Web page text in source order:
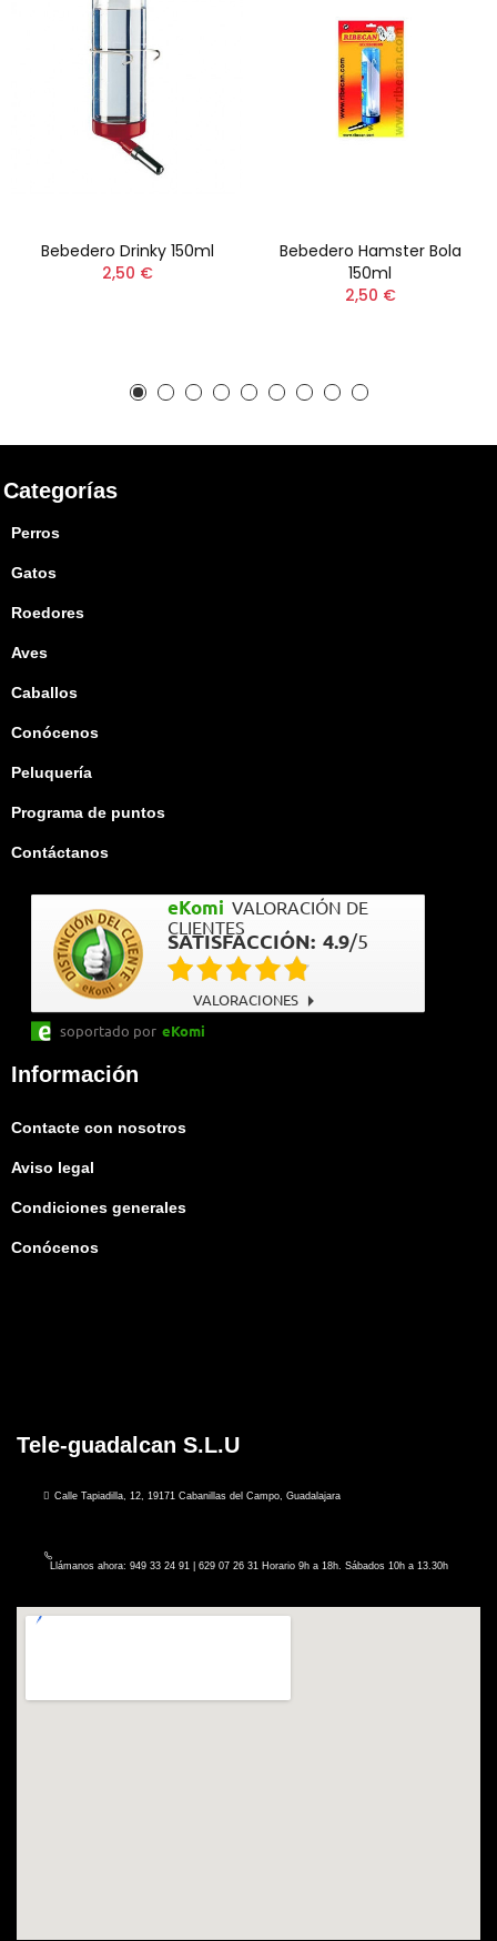
Bebedero Drinky 150ml
2,50 €
Bebedero Hamster Bola
150ml
2,50 €
Categorías
Perros
Gatos
Roedores
Aves
Caballos
Conócenos
Peluquería
Programa de puntos
Contáctanos
eKomi VALORACIÓN DE
CLIENTES
SATISFACCIÓN: 4.9/5
VALORACIONES
soportado por eKomi
Información
Contacte con nosotros
Aviso legal
Condiciones generales
Conócenos
Tele-guadalcan S.L.U
Calle Tapiadilla, 12, 19171 Cabanillas del Campo, Guadalajara
Llámanos ahora: 949 33 24 91 | 629 07 26 31 Horario 9h a 18h. Sábados 10h a 13.30h